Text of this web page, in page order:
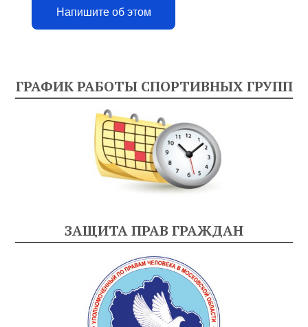
Напишите об этом
ГРАФИК РАБОТЫ СПОРТИВНЫХ ГРУПП
ЗАЩИТА ПРАВ ГРАЖДАН